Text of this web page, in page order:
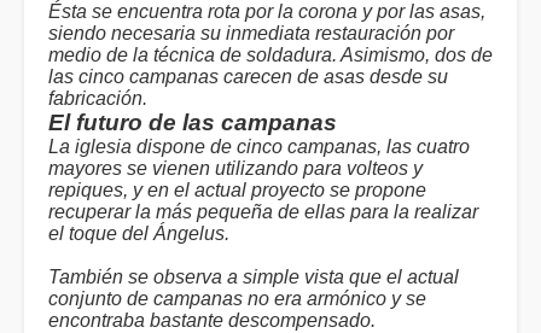
Ésta se encuentra rota por la corona y por las asas,
siendo necesaria su inmediata restauración por
medio de la técnica de soldadura. Asimismo, dos de
las cinco campanas carecen de asas desde su
fabricación.
El futuro de las campanas
La iglesia dispone de cinco campanas, las cuatro
mayores se vienen utilizando para volteos y
repiques, y en el actual proyecto se propone
recuperar la más pequeña de ellas para la realizar
el toque del Ángelus.
También se observa a simple vista que el actual
conjunto de campanas no era armónico y se
encontraba bastante descompensado.